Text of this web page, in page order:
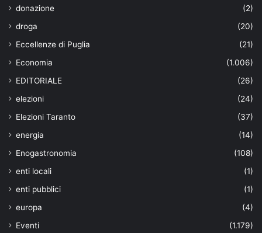
donazione
(2)
droga
(20)
Eccellenze di Puglia
(21)
Economia
(1.006)
EDITORIALE
(26)
elezioni
(24)
Elezioni Taranto
(37)
energia
(14)
Enogastronomia
(108)
enti locali
(1)
enti pubblici
(1)
europa
(4)
Eventi
(1.179)